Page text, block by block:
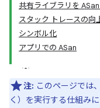
共有ライブラリを
スタック トレースの向
シンボル化
アプリでの ASan
注: このページでは
く）を実行する仕組み